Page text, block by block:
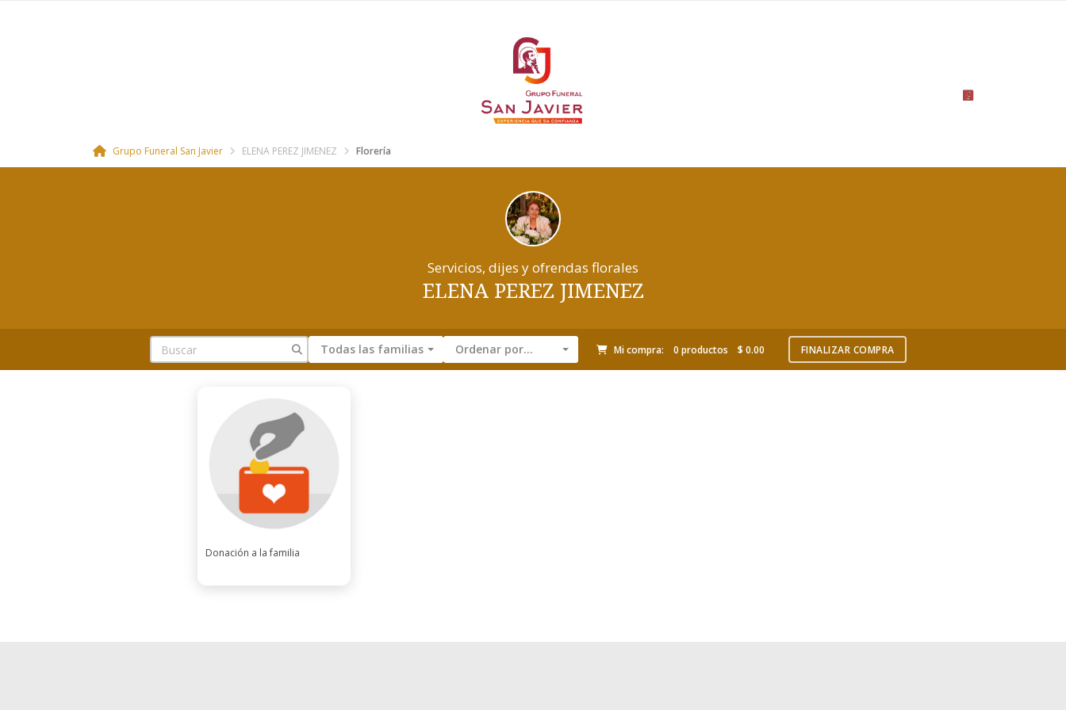
Grupo Funeral San Javier ELENA PEREZ JIMENEZ Florería
Servicios, dijes y ofrendas florales
ELENA PEREZ JIMENEZ
Todas las familias Ordenar por... Mi compra: 0 productos $ 0.00 FINALIZAR COMPRA
Donación a la familia